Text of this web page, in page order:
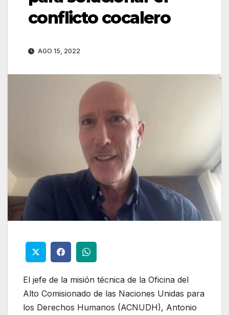
conflicto cocalero
AGO 15, 2022
El jefe de la misión técnica de la Oficina del
Alto Comisionado de las Naciones Unidas para
los Derechos Humanos (ACNUDH), Antonio